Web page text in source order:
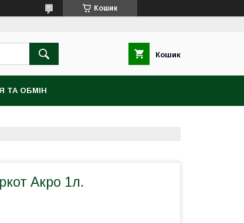
Кошик
Кошик
ТА ОБМІН
Акро 1л.